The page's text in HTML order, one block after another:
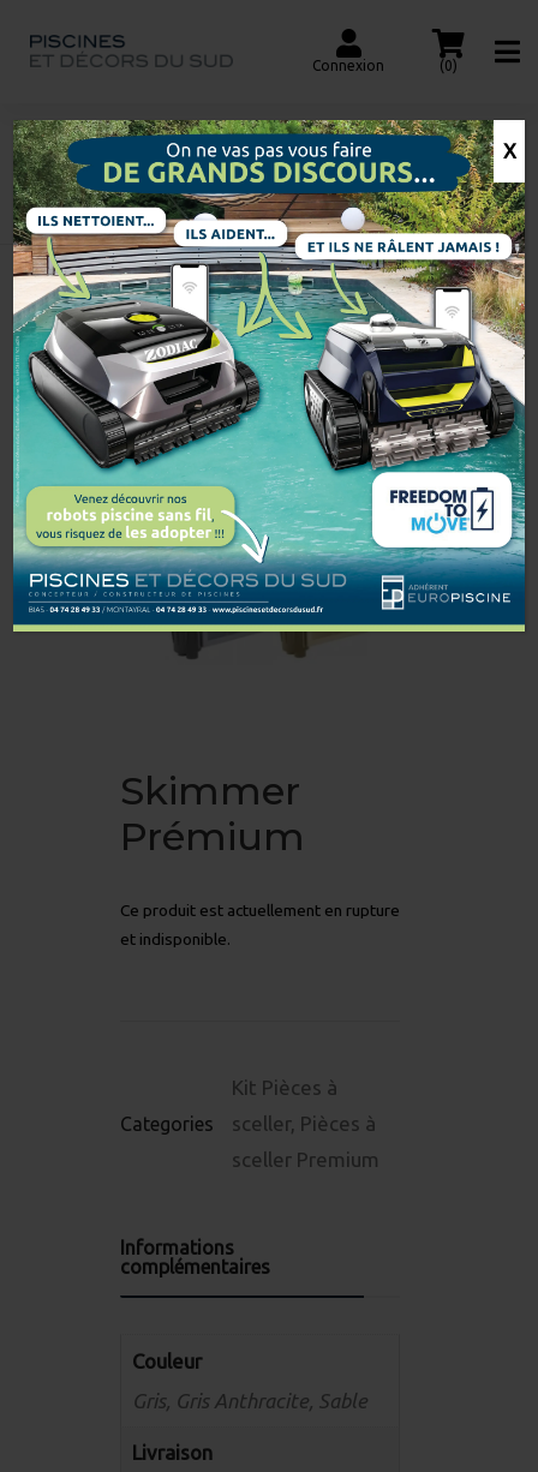
Connexion (0)
SKIMMER PRÉMIUM
Accueil
Recherche
de
produits
Skimmer
Prémium
Ce produit est actuellement en rupture
et indisponible.
Categories
Kit Pièces à
sceller, Pièces à
sceller Premium
Informations
complémentaires
Couleur
Gris, Gris Anthracite, Sable
Livraison
X